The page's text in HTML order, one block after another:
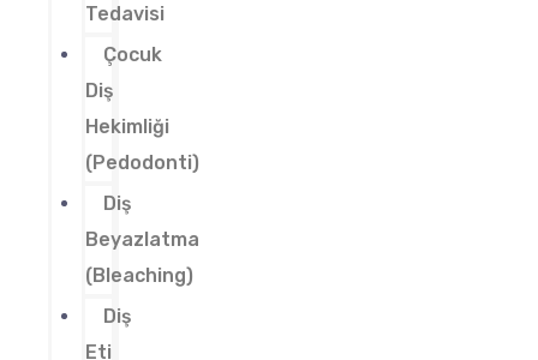
Tedavisi
Çocuk
Diş
Hekimliği
(Pedodonti)
Diş
Beyazlatma
(Bleaching)
Diş
Eti